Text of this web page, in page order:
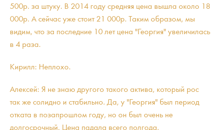
500р. за штуку. В 2014 году средняя цена вышла около 18
000р. А сейчас уже стоит 21 000р. Таким образом, мы
видим, что за последние 10 лет цена "Георгия" увеличилась
в 4 раза.
Кирилл: Неплохо.
Алексей: Я не знаю другого такого актива, который рос
так же солидно и стабильно. Да, у "Георгия" был период
отката в позапрошлом году, но он был очень не
долгосрочный. Цена падала всего полгода.